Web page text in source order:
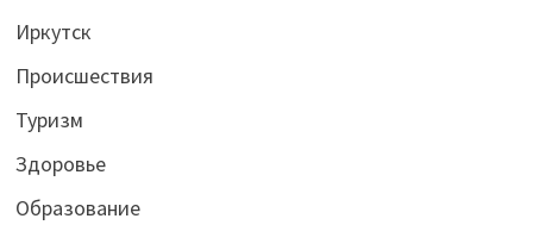
Иркутск
Происшествия
Туризм
Здоровье
Образование